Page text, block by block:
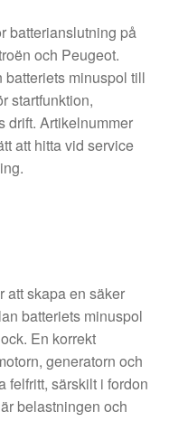
batterianslutning på
och Peugeot.
batteriets minuspol till
startfunktion,
drift. Artikelnummer
att hitta vid service
att skapa en säker
batteriets minuspol
En korrekt
generatorn och
felfritt, särskilt i fordon
belastningen och